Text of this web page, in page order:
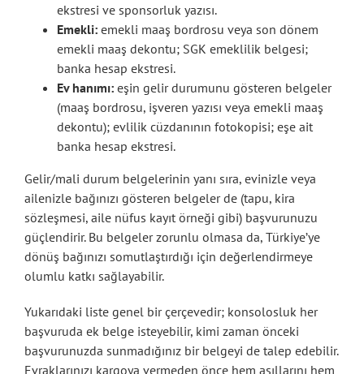
ekstresi ve sponsorluk yazısı.
Emekli: emekli maaş bordrosu veya son dönem
emekli maaş dekontu; SGK emeklilik belgesi;
banka hesap ekstresi.
Ev hanımı: eşin gelir durumunu gösteren belgeler
(maaş bordrosu, işveren yazısı veya emekli maaş
dekontu); evlilik cüzdanının fotokopisi; eşe ait
banka hesap ekstresi.
Gelir/mali durum belgelerinin yanı sıra, evinizle veya
ailenizle bağınızı gösteren belgeler de (tapu, kira
sözleşmesi, aile nüfus kayıt örneği gibi) başvurunuzu
güçlendirir. Bu belgeler zorunlu olmasa da, Türkiye’ye
dönüş bağınızı somutlaştırdığı için değerlendirmeye
olumlu katkı sağlayabilir.
Yukarıdaki liste genel bir çerçevedir; konsolosluk her
başvuruda ek belge isteyebilir, kimi zaman önceki
başvurunuzda sunmadığınız bir belgeyi de talep edebilir.
Evraklarınızı kargoya vermeden önce hem asıllarını hem